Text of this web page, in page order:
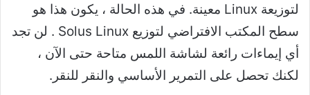
لتوزيعة Linux معينة. في هذه الحالة ، يكون هذا هو
سطح المكتب الافتراضي لتوزيع Solus Linux . لن تجد
أي إيماءات رائعة لشاشة اللمس متاحة حتى الآن ،
لكنك تحصل على التمرير الأساسي والنقر للنقر.